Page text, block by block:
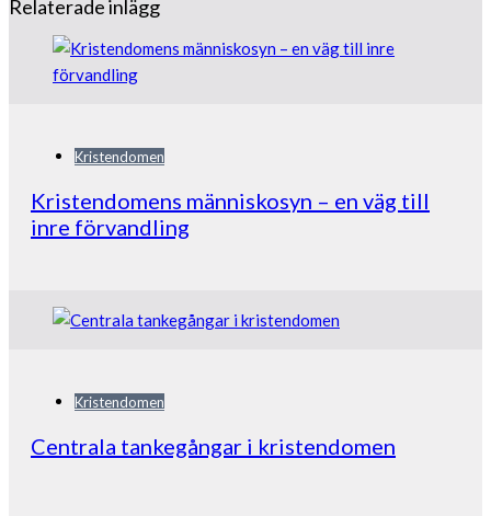
Relaterade inlägg
Kristendomen
Kristendomens människosyn – en väg till
inre förvandling
Kristendomen
Centrala tankegångar i kristendomen